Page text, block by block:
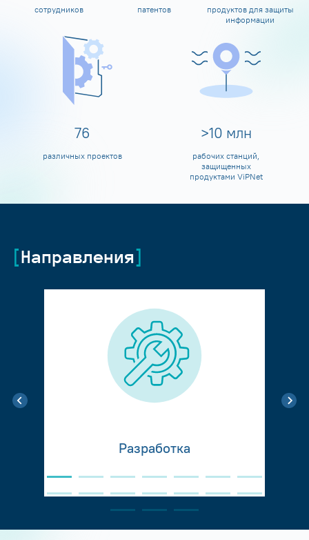
сотрудников патентов
продуктов для защиты
информации
80
различных проектов
>10 млн
рабочих станций,
защищенных
продуктами ViPNet
Направления
Разработка